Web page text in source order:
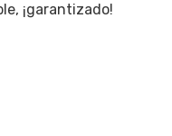
¡garantizado!